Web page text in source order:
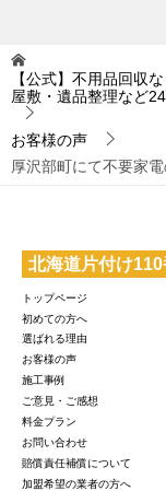
【公式】不用品回収
屋敷・遺品整理など
お客様の声
厚沢部町にて不要家
北海道片付け110
トップページ
初めての方へ
選ばれる理由
お客様の声
施工事例
ご意見・ご感想
料金プラン
お問い合わせ
賠償責任補償について
加盟希望の業者の方へ